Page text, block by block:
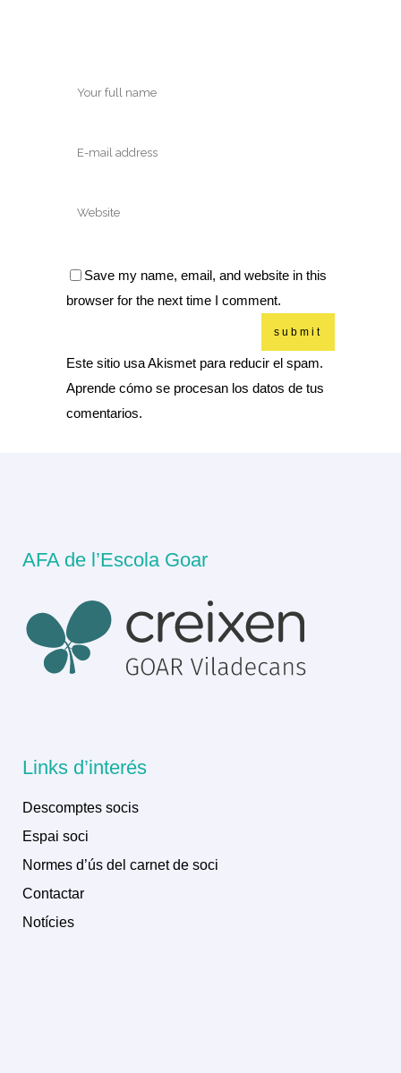
Save my name, email, and website in this
browser for the next time I comment.
Este sitio usa Akismet para reducir el spam.
Aprende cómo se procesan los datos de tus
comentarios.
AFA de l’Escola Goar
Links d’interés
Descomptes socis
Espai soci
Normes d’ús del carnet de soci
Contactar
Notícies